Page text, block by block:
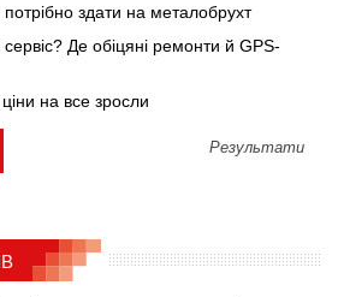
здати на металобрухт
Де обіцяні ремонти й GPS-
на все зросли
Результати